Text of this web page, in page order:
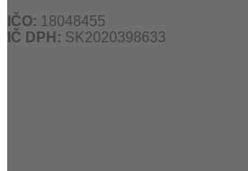
IČO: 18048455
IČ DPH: SK2020398633